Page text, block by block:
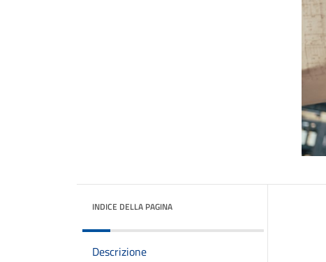
INDICE DELLA PAGINA
Descrizione